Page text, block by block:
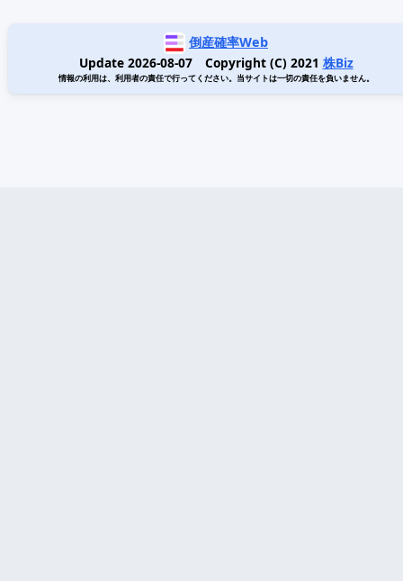
倒産確率Web
Update 2026-08-07 Copyright (C) 2021 株Biz
情報の利用は、利用者の責任で行ってください。当サイトは一切の責任を負いません。